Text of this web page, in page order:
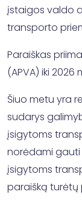
įstaigos valdo
transporto
Paraiškas
(APVA) iki 2026
Šiuo metu yra
sudarys
įsigytoms
norėdami gauti
įsigytoms
paraišką turėtų